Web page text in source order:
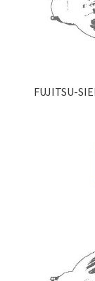
FUJITSU-